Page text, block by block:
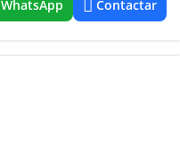
WhatsApp Contactar